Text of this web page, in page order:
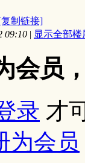
制链接]
09:10 | 显示全部楼
会员
录 才
为会员